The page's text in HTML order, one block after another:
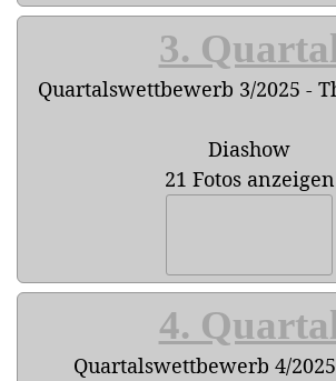
3.
Quartalswettbewerb 3/2025 -
Diashow
21 Fotos anzeigen
4.
Quartalswettbewerb 4/